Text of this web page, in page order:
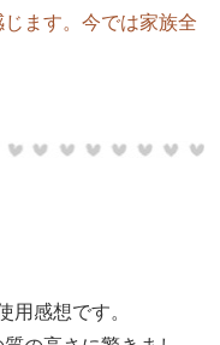
ます。今では家族全
用感想です。